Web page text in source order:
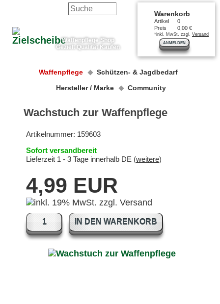
Waffenpflege Shop
Gezielt Qualität Kaufen
Warenkorb
Artikel
0
Preis
0,00 €
*inkl. MwSt. zzgl. Versand
ANMELDEN
Waffenpflege
Schützen- & Jagdbedarf
Hersteller / Marke
Community
Wachstuch zur Waffenpflege
Artikelnummer: 159603
Sofort versandbereit
Lieferzeit 1 - 3 Tage innerhalb DE (weitere)
4,99 EUR
IN DEN WARENKORB